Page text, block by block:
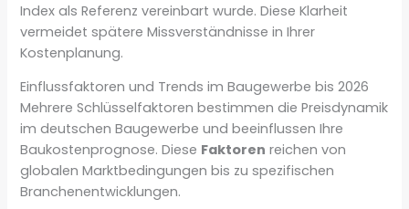
Index als Referenz vereinbart wurde. Diese Klarheit
vermeidet spätere Missverständnisse in Ihrer
Kostenplanung.
Einflussfaktoren und Trends im Baugewerbe bis 2026
Mehrere Schlüsselfaktoren bestimmen die Preisdynamik
im deutschen Baugewerbe und beeinflussen Ihre
Baukostenprognose. Diese Faktoren reichen von
globalen Marktbedingungen bis zu spezifischen
Branchenentwicklungen.